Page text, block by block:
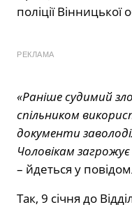
поліції Вінницької
РЕКЛАМА
«Раніше судимий
спільником
документи
Чоловікам загрожує
– йдеться у
Так, 9 січня до